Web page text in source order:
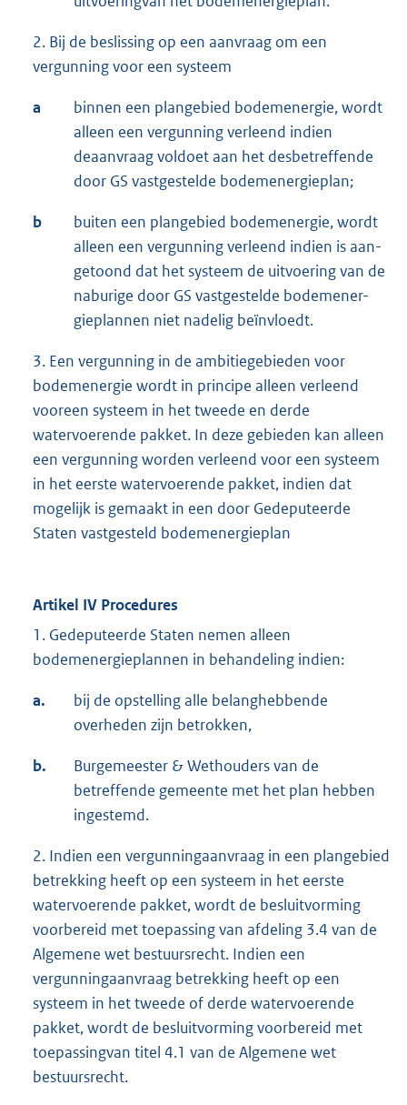
2. Bij de beslissing op een aanvraag om een
vergunning voor een systeem
a
binnen een plangebied bodemenergie, wordt
alleen een vergunning verleend indien
deaanvraag voldoet aan het desbetreffende
door GS vastgestelde bodemenergieplan;
b
buiten een plangebied bodemenergie, wordt
alleen een vergunning verleend indien is aan-
getoond dat het systeem de uitvoering van de
naburige door GS vastgestelde bodemener-
gieplannen niet nadelig beïnvloedt.
3. Een vergunning in de ambitiegebieden voor
bodemenergie wordt in principe alleen verleend
vooreen systeem in het tweede en derde
watervoerende pakket. In deze gebieden kan alleen
een vergunning worden verleend voor een systeem
in het eerste watervoerende pakket, indien dat
mogelijk is gemaakt in een door Gedeputeerde
Staten vastgesteld bodemenergieplan
Artikel IV Procedures
1. Gedeputeerde Staten nemen alleen
bodemenergieplannen in behandeling indien:
a.
bij de opstelling alle belanghebbende
overheden zijn betrokken,
b.
Burgemeester & Wethouders van de
betreffende gemeente met het plan hebben
ingestemd.
2. Indien een vergunningaanvraag in een plangebied
betrekking heeft op een systeem in het eerste
watervoerende pakket, wordt de besluitvorming
voorbereid met toepassing van afdeling 3.4 van de
Algemene wet bestuursrecht. Indien een
vergunningaanvraag betrekking heeft op een
systeem in het tweede of derde watervoerende
pakket, wordt de besluitvorming voorbereid met
toepassingvan titel 4.1 van de Algemene wet
bestuursrecht.